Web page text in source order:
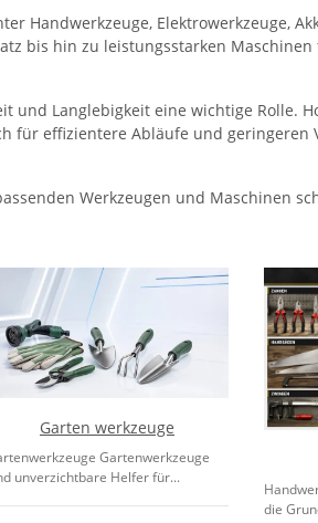
Handwerkzeuge, Elektrowerkzeuge,
bis hin zu leistungsstarken
und Langlebigkeit eine wichtige Rolle.
für effizientere Abläufe und geringeren
Werkzeugen und Maschinen
Garten werkzeuge
Gartenwerkzeuge
unverzichtbare Helfer für...
die